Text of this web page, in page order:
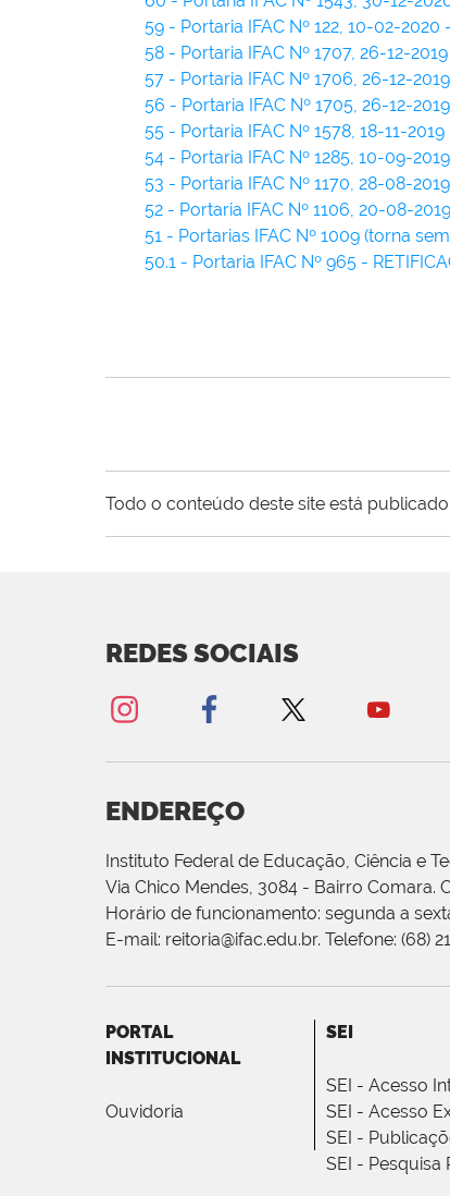
59 - Portaria IFAC Nº 122, 10-02-
58 - Portaria IFAC Nº 1707, 26-12-
57 - Portaria IFAC Nº 1706, 26-12-
56 - Portaria IFAC Nº 1705, 26-12-
55 - Portaria IFAC Nº 1578, 18-11-
54 - Portaria IFAC Nº 1285, 10-09-
53 - Portaria IFAC Nº 1170, 28-08-
52 - Portaria IFAC Nº 1106, 20-08-
51 - Portarias IFAC Nº 1009 (torna
50.1 - Portaria IFAC Nº 965 -
Todo o conteúdo deste site está
REDES SOCIAIS
ENDEREÇO
Instituto Federal de Educação, Ciência e
Via Chico Mendes, 3084 - Bairro Comara.
Horário de funcionamento: segunda a
E-mail: reitoria@ifac.edu.br. Telefone: (68)
PORTAL
INSTITUCIONAL
Ouvidoria
SEI
SEI - Acesso
SEI - Acesso
SEI -
SEI - Pesquisa